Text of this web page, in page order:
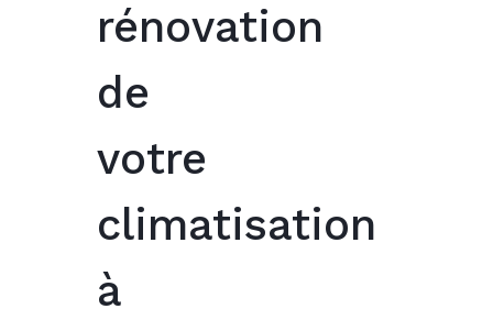
rénovation
de
votre
climatisation
à